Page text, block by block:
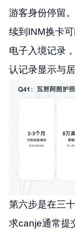
游客身份停留
续到INM换卡
电子入境记录
认记录显示与
第六步是在三
求canje通常提